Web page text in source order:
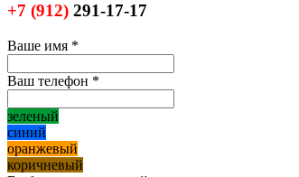
+7 (912) 291-17-17
Ваше имя *
Ваш телефон *
зеленый
синий
оранжевый
коричневый